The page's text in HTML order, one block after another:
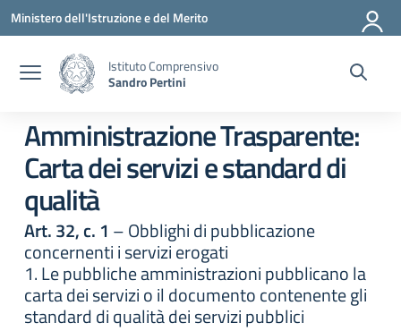
Vai ai contenuti
Vai al menu di navigazione
Vai al footer
Ministero dell'Istruzione e del Merito
Istituto Comprensivo
Sandro Pertini
Amministrazione Trasparente:
Carta dei servizi e standard di
qualità
Art. 32, c. 1 – Obblighi di pubblicazione
concernenti i servizi erogati
1. Le pubbliche amministrazioni pubblicano la
carta dei servizi o il documento contenente gli
standard di qualità dei servizi pubblici